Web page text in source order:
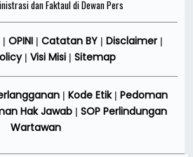
dan Faktaul di Dewan Pers
| OPINI Catatan BY| Disclaimer|
| Visi Misi Sitemap
| Kode Etik| Pedoman
Hak Jawab| SOP Perlindungan
Wartawan